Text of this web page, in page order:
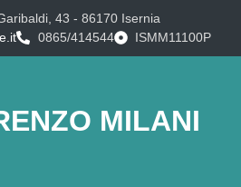
43 - 86170 Isernia
0865/414544 ISMM11100P
MILANI